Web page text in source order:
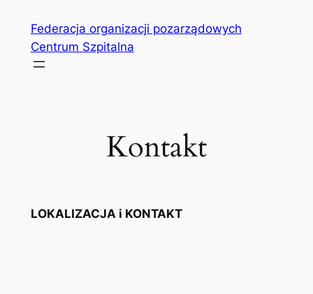
treści
Federacja organizacji pozarządowych
Centrum Szpitalna
Kontakt
LOKALIZACJA i KONTAKT